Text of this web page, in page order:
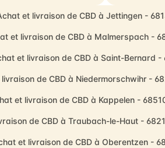
et livraison de CBD à Jettingen -
et livraison de CBD à Malmerspach -
et livraison de CBD à Saint-Bernard -
de CBD à Niedermorschwihr -
et livraison de CBD à Kappelen -
de CBD à Traubach-le-Haut -
et livraison de CBD à Oberentzen -